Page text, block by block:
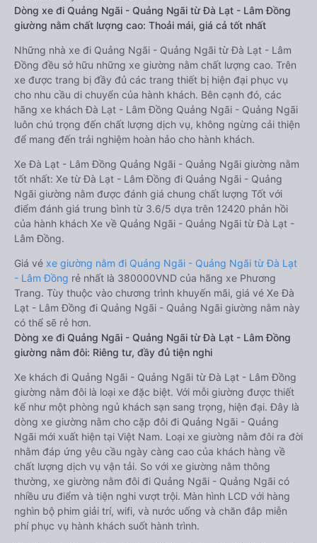
Dòng xe đi Quảng Ngãi - Quảng Ngãi từ Đà Lạt - Lâm Đồng
giường nằm chất lượng cao: Thoải mái, giá cả tốt nhất
Những nhà xe đi Quảng Ngãi - Quảng Ngãi từ Đà Lạt - Lâm
Đồng đều sở hữu những xe giường nằm chất lượng cao. Trên
xe được trang bị đầy đủ các trang thiết bị hiện đại phục vụ
cho nhu cầu di chuyển của hành khách. Bên cạnh đó, các
hãng xe khách Đà Lạt - Lâm Đồng Quảng Ngãi - Quảng Ngãi
luôn chú trọng đến chất lượng dịch vụ, không ngừng cải thiện
để mang đến trải nghiệm hoàn hảo cho hành khách.
Xe Đà Lạt - Lâm Đồng Quảng Ngãi - Quảng Ngãi giường nằm
tốt nhất: Xe từ Đà Lạt - Lâm Đồng đi Quảng Ngãi - Quảng
Ngãi giường nằm được đánh giá chung chất lượng Tốt với
điểm đánh giá trung bình từ 3.6/5 dựa trên 12420 phản hồi
của hành khách Xe về Quảng Ngãi - Quảng Ngãi từ Đà Lạt -
Lâm Đồng.
Giá vé xe giường nằm đi Quảng Ngãi - Quảng Ngãi từ Đà Lạt
- Lâm Đồng rẻ nhất là 380000VND của hãng xe Phương
Trang. Tùy thuộc vào chương trình khuyến mãi, giá vé Xe Đà
Lạt - Lâm Đồng đi Quảng Ngãi - Quảng Ngãi giường nằm này
có thể sẽ rẻ hơn.
Dòng xe đi Quảng Ngãi - Quảng Ngãi từ Đà Lạt - Lâm Đồng
giường nằm đôi: Riêng tư, đầy đủ tiện nghi
Xe khách đi Quảng Ngãi - Quảng Ngãi từ Đà Lạt - Lâm Đồng
giường nằm đôi là loại xe đặc biệt. Với mỗi giường được thiết
kế như một phòng ngủ khách sạn sang trọng, hiện đại. Đây là
dòng xe giường nằm cho cặp đôi đi Quảng Ngãi - Quảng
Ngãi mới xuất hiện tại Việt Nam. Loại xe giường nằm đôi ra đời
nhằm đáp ứng yêu cầu ngày càng cao của khách hàng về
chất lượng dịch vụ vận tải. So với xe giường nằm thông
thường, xe giường nằm đôi đi Quảng Ngãi - Quảng Ngãi có
nhiều ưu điểm và tiện nghi vượt trội. Màn hình LCD với hàng
nghìn bộ phim giải trí, wifi, và nước uống và chăn đắp miễn
phí phục vụ hành khách suốt hành trình.